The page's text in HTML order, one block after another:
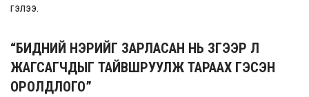
гэлээ.
“БИДНИЙ НЭРИЙГ ЗАРЛАСАН НЬ ЗҮГЭЭР Л
ЖАГСАГЧДЫГ ТАЙВШРУУЛЖ ТАРААХ ГЭСЭН
ОРОЛДЛОГО”